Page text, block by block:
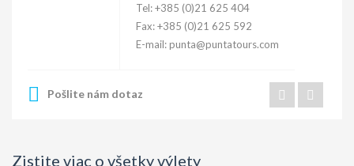
Tel: +385 (0)21 625 404
Fax: +385 (0)21 625 592
E-mail: punta@puntatours.com
Pošlite nám dotaz
Zistite viac o všetky výlety